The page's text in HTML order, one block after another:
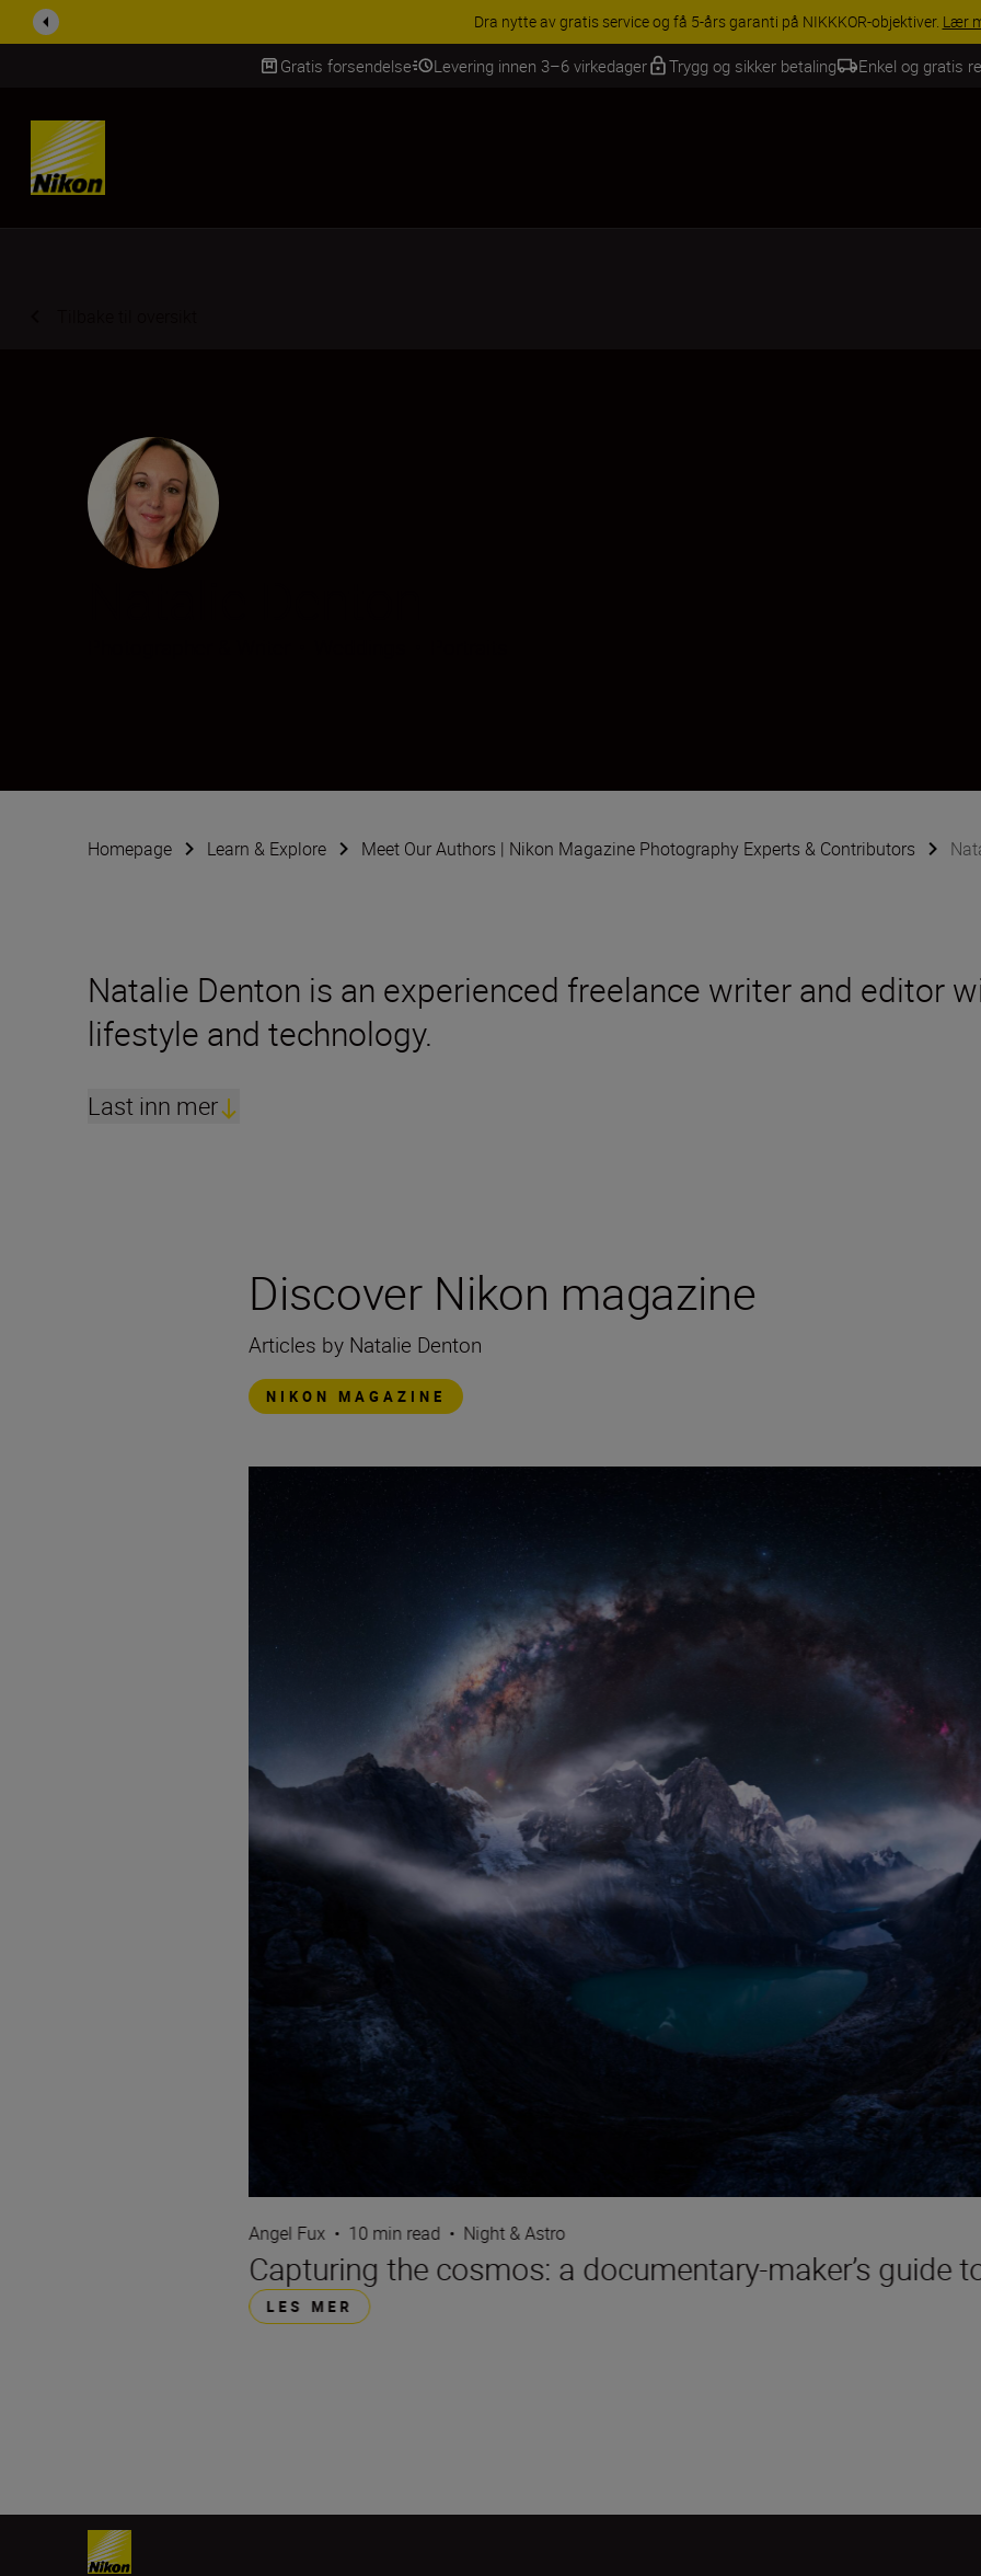
ACCESSORY SAVINGS | Få 15 % rabatt på utvalgt tilbehør, gjør fotoutstyret komplett i
Gratis forsendelse Levering innen 3–6 virkedager Trygg og sikker betaling Enkel og gratis
Skip Content
Homepage Learn & Explore Meet Our Authors | Nikon Magazine Photography Experts & Contributors
Natalie Denton is an experienced freelance writer and editor
lifestyle and technology.
Last inn mer
Discover Nikon magazine
Articles by Natalie Denton
NIKON MAGAZINE
Angel Fux • 10 min read • Night & Astro
Capturing the cosmos: a documentary-maker’s guide
LES MER